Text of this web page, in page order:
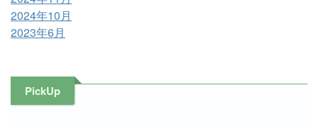
2024年10月
2023年6月
PickUp